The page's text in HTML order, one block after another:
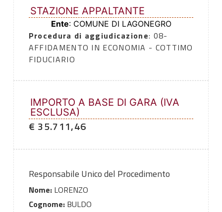
STAZIONE APPALTANTE
Ente: COMUNE DI LAGONEGRO
Procedura di aggiudicazione: 08-
AFFIDAMENTO IN ECONOMIA - COTTIMO
FIDUCIARIO
IMPORTO A BASE DI GARA (IVA
ESCLUSA)
€ 35.711,46
Responsabile Unico del Procedimento
Nome:LORENZO
Cognome:BULDO